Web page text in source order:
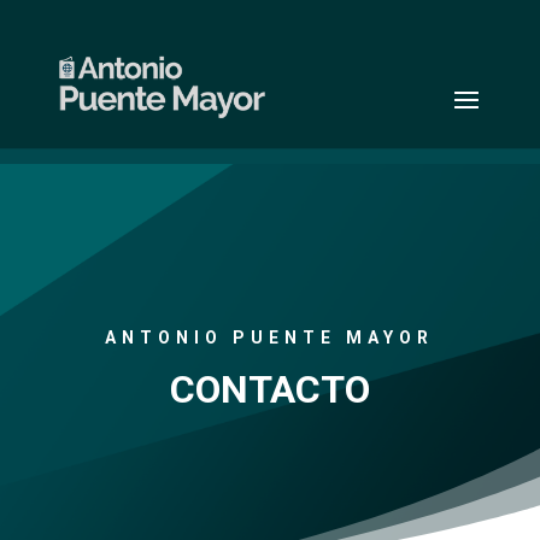
ANTONIO PUENTE MAYOR
CONTACTO